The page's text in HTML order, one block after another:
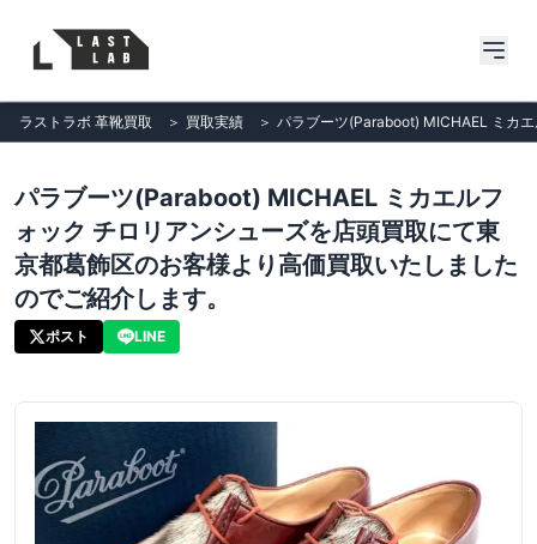
ラストラボ 革靴買取 ＞ 買取実績 ＞ パラブーツ(Paraboot) MICHAEL ミカ
パラブーツ(Paraboot) MICHAEL ミカエルフ
ォック チロリアンシューズを店頭買取にて東
京都葛飾区のお客様より高価買取いたしました
のでご紹介します。
ポスト LINE